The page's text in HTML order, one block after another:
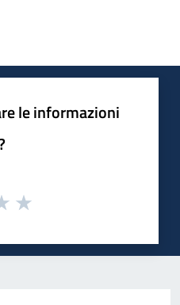
le informazioni